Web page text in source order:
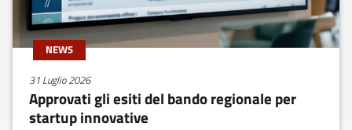
NEWS
31 Luglio 2026
Approvati gli esiti del bando regionale per
startup innovative